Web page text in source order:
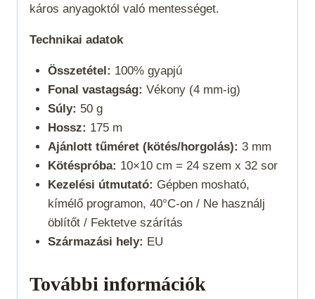
káros anyagoktól való mentességet.
Technikai adatok
Összetétel: 100% gyapjú
Fonal vastagság: Vékony (4 mm-ig)
Súly: 50 g
Hossz: 175 m
Ajánlott tűméret (kötés/horgolás): 3 mm
Kötéspróba: 10×10 cm = 24 szem x 32 sor
Kezelési útmutató: Gépben mosható,
kímélő programon, 40°C-on / Ne használj
öblítőt / Fektetve szárítás
Származási hely: EU
További információk